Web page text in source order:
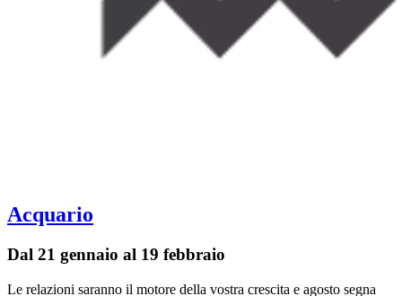
Acquario
Dal 21 gennaio al 19 febbraio
Le relazioni saranno il motore della vostra crescita e agosto segna